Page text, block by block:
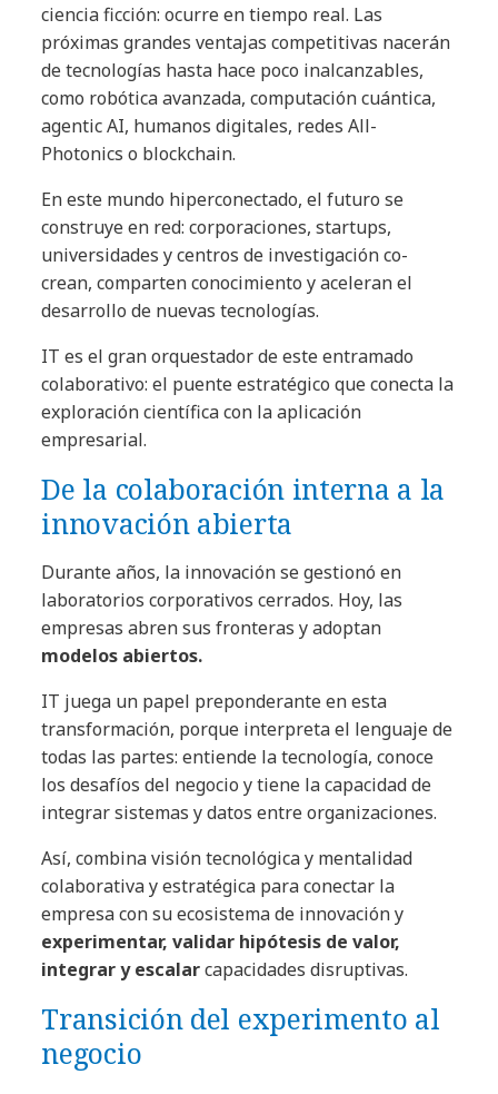
ciencia ficción: ocurre en tiempo real. Las
próximas grandes ventajas competitivas nacerán
de tecnologías hasta hace poco inalcanzables,
como robótica avanzada, computación cuántica,
agentic AI, humanos digitales, redes All-
Photonics o blockchain.
En este mundo hiperconectado, el futuro se
construye en red: corporaciones, startups,
universidades y centros de investigación co-
crean, comparten conocimiento y aceleran el
desarrollo de nuevas tecnologías.
IT es el gran orquestador de este entramado
colaborativo: el puente estratégico que conecta la
exploración científica con la aplicación
empresarial.
De la colaboración interna a la
innovación abierta
Durante años, la innovación se gestionó en
laboratorios corporativos cerrados. Hoy, las
empresas abren sus fronteras y adoptan
modelos abiertos.
IT juega un papel preponderante en esta
transformación, porque interpreta el lenguaje de
todas las partes: entiende la tecnología, conoce
los desafíos del negocio y tiene la capacidad de
integrar sistemas y datos entre organizaciones.
Así, combina visión tecnológica y mentalidad
colaborativa y estratégica para conectar la
empresa con su ecosistema de innovación y
experimentar, validar hipótesis de valor,
integrar y escalarcapacidades disruptivas.
Transición del experimento al
negocio